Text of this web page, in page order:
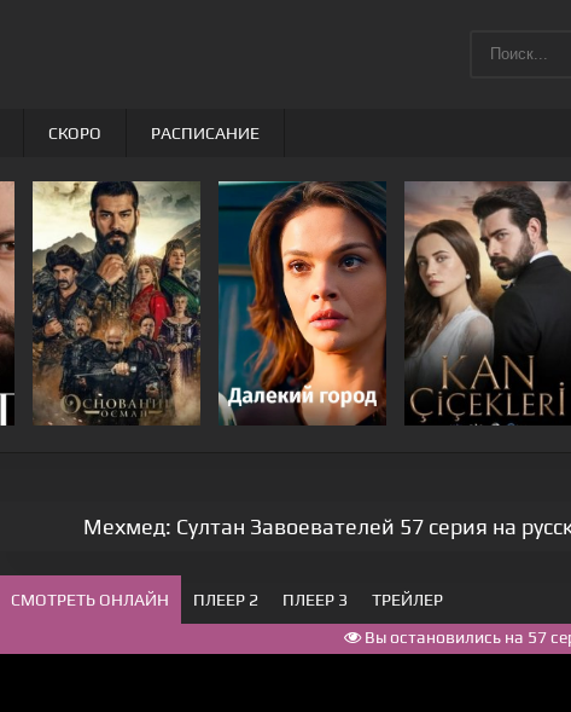
Мехмед: Султан Завоевателей 57 серия на
СМОТРЕТЬ ОНЛАЙН ПЛЕЕР 2 ПЛЕЕР 3
ТРЕЙЛЕР
Вы остановились на 57
СКОРО РАСПИСАНИЕ